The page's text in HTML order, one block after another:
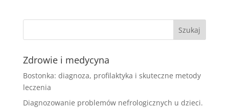
Zdrowie i medycyna
Bostonka: diagnoza, profilaktyka i skuteczne metody
leczenia
Diagnozowanie problemów nefrologicznych u dzieci.